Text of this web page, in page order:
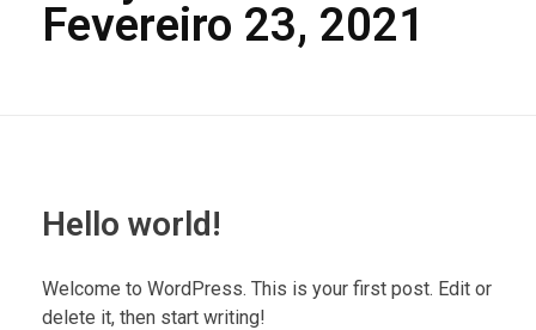
Fevereiro 23, 2021
Hello world!
Welcome to WordPress. This is your first post. Edit or
delete it, then start writing!